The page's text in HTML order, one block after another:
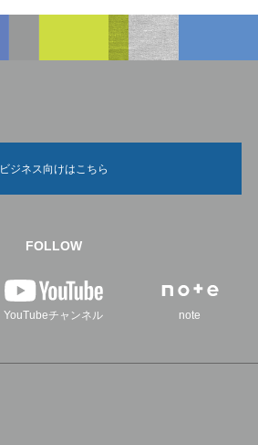
ビジネス向けはこちら
FOLLOW
YouTubeチャンネル note